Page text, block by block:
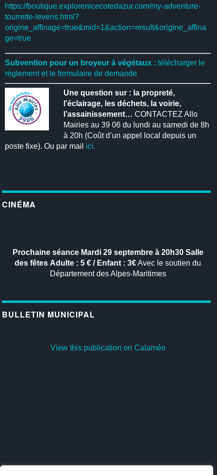
https://boutique.explorenicecotedazur.com/my-adventure-
tourrette-levens.html?
origine_affinage=true&mid=1&action=result&origine_affina
ge=true
Subvention pour un broyeur à végétaux : télécharger le
règlement et le formulaire de demande
Une question sur : la propreté,
l’éclairage, les déchets, la voirie,
l’assainissement… CONTACTEZ Allo
Mairies au 39 06 du lundi au samedi de 8h
à 20h (Coût d’un appel local depuis un
poste fixe). Ou par mail ici.
CINÉMA
Prochaine séanceMardi 29 septembre à 20h30 Salle
des fêtes Adulte : 5 € / Enfant : 3€Avec le soutien du
Département des Alpes-Maritimes
BULLETIN MUNICIPAL
View this publication on Calaméo